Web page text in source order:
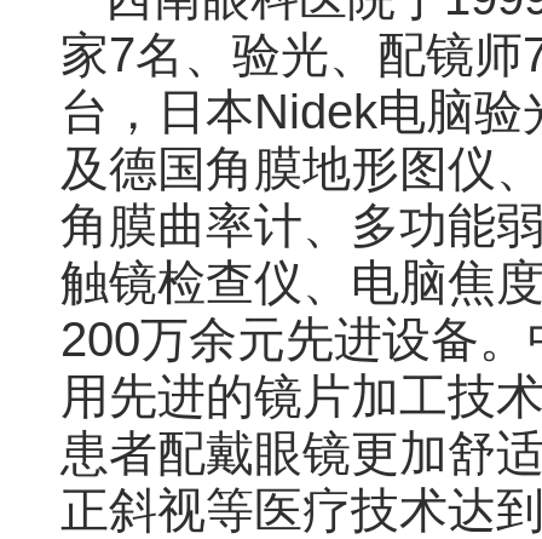
家7名、验光、配镜
台，日本Nidek电脑
及德国角膜地形图仪
角膜曲率计、多功能
触镜检查仪、电脑焦
200万余元先进设备
用先进的镜片加工技
患者配戴眼镜更加舒
正斜视等医疗技术达